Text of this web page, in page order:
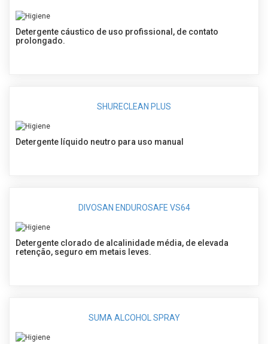
Detergente cáustico de uso profissional, de contato
prolongado.
SHURECLEAN PLUS
Detergente líquido neutro para uso manual
DIVOSAN ENDUROSAFE VS64
Detergente clorado de alcalinidade média, de elevada
retenção, seguro em metais leves.
SUMA ALCOHOL SPRAY